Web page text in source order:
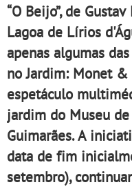
“O Beijo”, de
Lagoa de Lírios
apenas algumas
no Jardim: Monet
espetáculo
jardim do Museu
Guimarães. A
data de fim
setembro),